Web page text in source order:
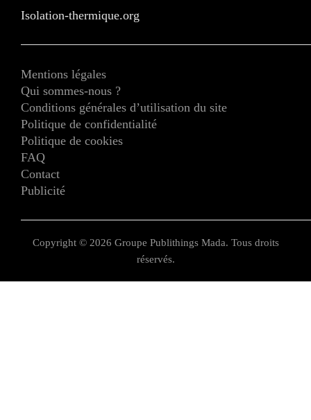
Isolation-thermique.org
Mentions légales
Qui sommes-nous ?
Conditions générales d’utilisation du site
Politique de confidentialité
Politique de cookies
FAQ
Contact
Publicité
Copyright © 2026 Groupe Publithings Mada. Tous droits
réservés.